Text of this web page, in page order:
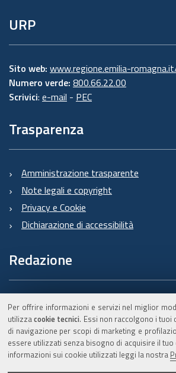
Per offrire informazioni e servizi nel miglior
utilizzacookie tecnici. Essi non raccolgono i tuoi
di navigazione per scopi di marketing e
essere utilizzati senza bisogno di acquisire il
informazioni sui cookie utilizzati leggi la nostra
URP
Sito web: www.regione.emilia-
Numero verde: 800.66.22.00
Scrivici: e-mail - PEC
Trasparenza
Amministrazione trasparente
Note legali e copyright
Privacy e Cookie
Dichiarazione di accessibilità
Redazione
Informazioni sul Burert
e contatti